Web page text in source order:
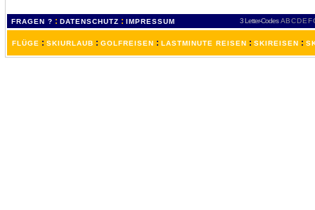
FRAGEN ? : DATENSCHUTZ : IMPRESSUM 3 Letter-Codes ABCDEF
FLÜGE : SKIURLAUB : GOLFREISEN : LASTMINUTE REISEN : SKIREISEN :